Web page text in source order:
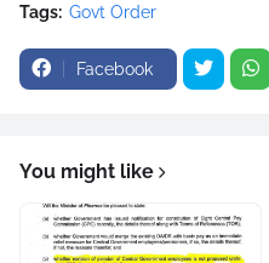
Tags: Govt Order
Facebook
You might like